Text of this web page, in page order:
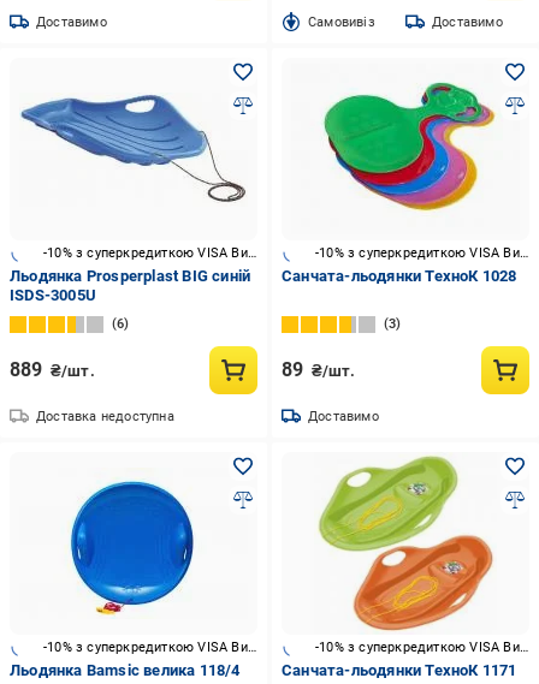
Доставимо Cамовивіз Доставимо
-10% з суперкредиткою VISA Вигода
Льодянка Prosperplast BIG синій
ISDS-3005U
6
889 ₴/шт.
Доставка недоступна
-10% з суперкредиткою VISA Вигода
Санчата-льодянки ТехноК 1028
3
89 ₴/шт.
Доставимо
-10% з суперкредиткою VISA Вигода
Льодянка Bamsic велика 118/4
-10% з суперкредиткою VISA Вигода
Санчата-льодянки ТехноК 1171